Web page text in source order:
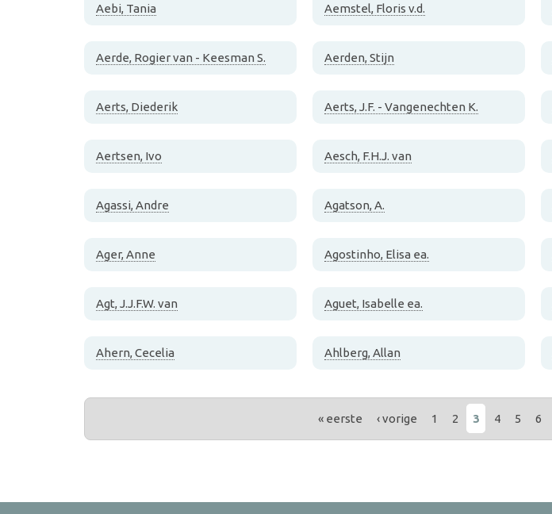
Aebi, Tania Aemstel, Floris v.d.
Aerde, Rogier van - Keesman S. Aerden, Stijn
Aerts, Diederik Aerts, J.F. - Vangenechten K.
Aertsen, Ivo Aesch, F.H.J. van
Agassi, Andre Agatson, A.
Ager, Anne Agostinho, Elisa ea.
Agt, J.J.F.W. van Aguet, Isabelle ea.
Ahern, Cecelia Ahlberg, Allan
PAGINA'S « eerste ‹ vorige 1 2 3 4 5 6